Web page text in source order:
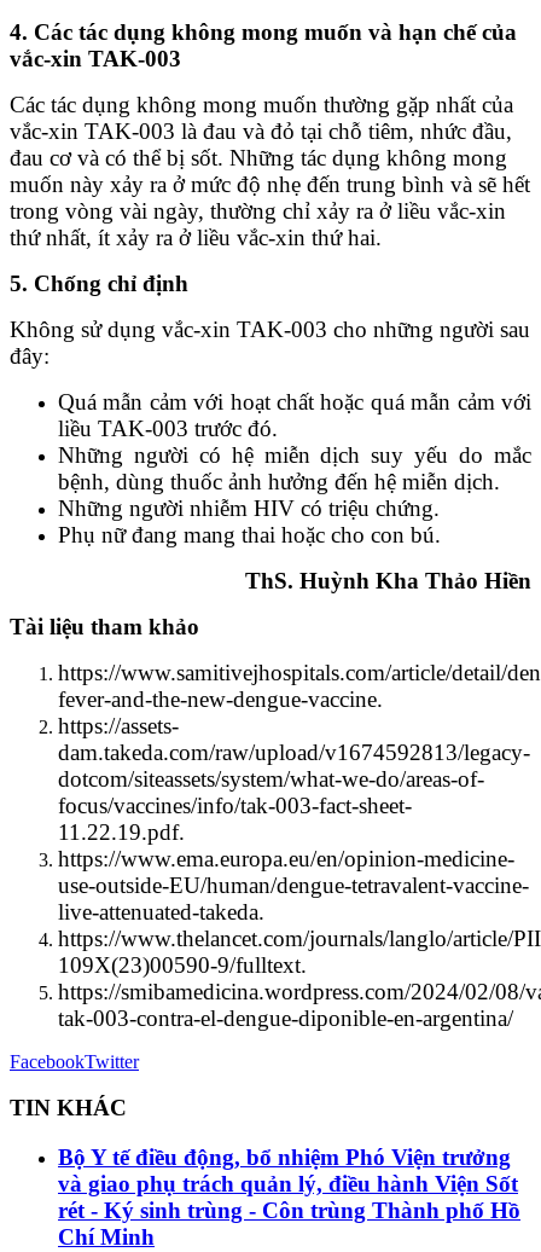
4. Các tác dụng không mong muốn và hạn chế của
vắc-xin TAK-003
Các tác dụng không mong muốn thường gặp nhất của
vắc-xin TAK-003 là đau và đỏ tại chỗ tiêm, nhức đầu,
đau cơ và có thể bị sốt. Những tác dụng không mong
muốn này xảy ra ở mức độ nhẹ đến trung bình và sẽ hết
trong vòng vài ngày, thường chỉ xảy ra ở liều vắc-xin
thứ nhất, ít xảy ra ở liều vắc-xin thứ hai.
5. Chống chỉ định
Không sử dụng vắc-xin TAK-003 cho những người sau
đây:
Quá mẫn cảm với hoạt chất hoặc quá mẫn cảm với
liều TAK-003 trước đó.
Những người có hệ miễn dịch suy yếu do mắc
bệnh, dùng thuốc ảnh hưởng đến hệ miễn dịch.
Những người nhiễm HIV có triệu chứng.
Phụ nữ đang mang thai hoặc cho con bú.
ThS. Huỳnh Kha Thảo Hiền
Tài liệu tham khảo
https://www.samitivejhospitals.com/article/detail/
fever-and-the-new-dengue-vaccine.
https://assets-
dam.takeda.com/raw/upload/v1674592813/legacy-
dotcom/siteassets/system/what-we-do/areas-of-
focus/vaccines/info/tak-003-fact-sheet-
11.22.19.pdf.
https://www.ema.europa.eu/en/opinion-medicine-
use-outside-EU/human/dengue-tetravalent-vaccine-
live-attenuated-takeda.
https://www.thelancet.com/journals/langlo/article/
109X(23)00590-9/fulltext.
https://smibamedicina.wordpress.com/2024/02/08/
tak-003-contra-el-dengue-diponible-en-argentina/
FacebookTwitter
TIN KHÁC
Bộ Y tế điều động, bổ nhiệm Phó Viện trưởng
và giao phụ trách quản lý, điều hành Viện Sốt
rét - Ký sinh trùng - Côn trùng Thành phố Hồ
Chí Minh